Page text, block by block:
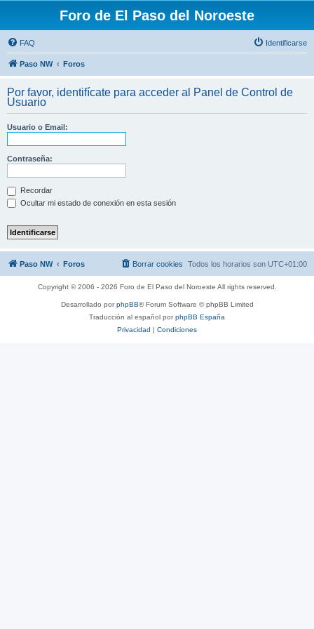
Foro de El Paso del Noroeste
FAQ Identificarse
Paso NW Foros
Por favor, identifícate para acceder al Panel de Control de
Usuario
Usuario o Email:
Contraseña:
Recordar
Ocultar mi estado de conexión en esta sesión
Paso NW Foros Todos los horarios son UTC+01:00
Borrar cookies
Copyright © 2006 - 2026 Foro de El Paso del Noroeste All rights reserved.
Desarrollado porphpBB® Forum Software © phpBB Limited
Traducción al español porphpBB España
Privacidad | Condiciones